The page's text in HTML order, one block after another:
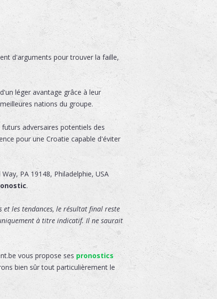
d'arguments pour trouver la faille,
léger avantage grâce à leur
nations du groupe.
adversaires potentiels des
pour une Croatie capable d'éviter
Way, PA 19148, Philadelphie, USA
.
et les tendances, le résultat final reste
à titre indicatif. Il ne saurait
vous propose ses pronostics
bien sûr tout particulièrement le